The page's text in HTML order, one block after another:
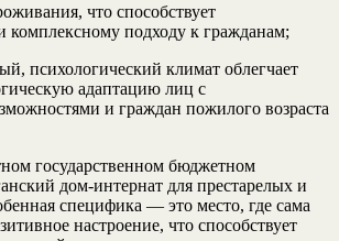
что способствует
комплексному подходу к гражданам;
психологический климат облегчает
адаптацию лиц с
и граждан пожилого возраста
государственном бюджетном
дом-интернат для престарелых и
специфика — это место, где сама
настроение, что способствует